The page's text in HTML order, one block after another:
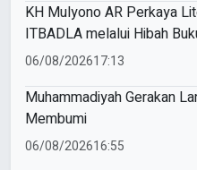
KH Mulyono AR Perkaya
ITBADLA melalui Hibah
5 Jilid
06/08/202617:13
Muhammadiyah Gerakan
Membumi
06/08/202616:55